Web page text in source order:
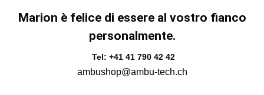
Marion è felice di essere al vostro fianco
personalmente.
Tel: +41 41 790 42 42
ambushop@ambu-tech.ch